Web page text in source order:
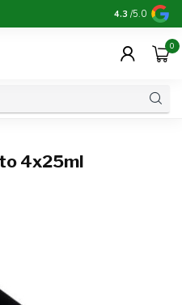
Voor 16:00
4.3 /5.0
0
4x25ml